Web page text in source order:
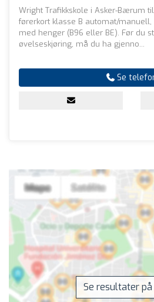
Wright Trafikkskole i Asker-Bærum
førerkort klasse B automat/manuell,
med henger (B96 eller BE). Før du
øvelseskjøring, må du ha gjenno...
Se
Se resultater